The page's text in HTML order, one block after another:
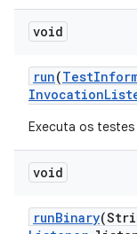
void
run(Test
Invocation
Executa os
void
runBinary